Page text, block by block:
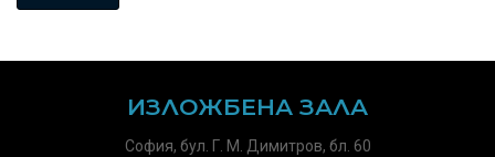
ИЗЛОЖБЕНА ЗАЛА
София, бул. Г. М. Димитров, бл. 60